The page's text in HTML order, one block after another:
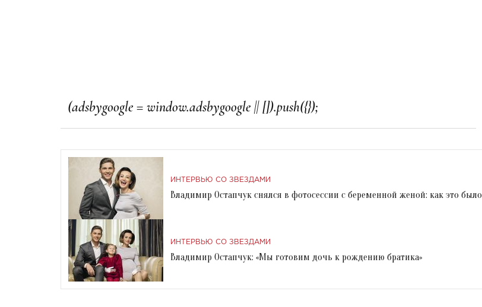
ИНТЕРВЬЮ СО ЗВЕЗДАМИ
Владимир Остапчук снялся в фотосессии с беременной женой: как это было
ИНТЕРВЬЮ СО ЗВЕЗДАМИ
Владимир Остапчук: «Мы готовим дочь к рождению братика»